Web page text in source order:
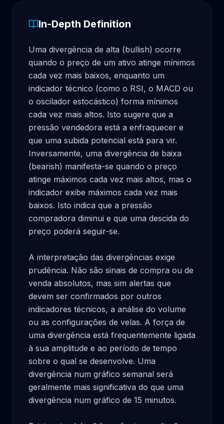
In-Depth Definition
Uma divergência de alta (bullish) ocorre
quando o preço de um ativo atinge mínimos
cada vez mais baixos, enquanto um
indicador técnico (como o RSI, o MACD ou
o oscilador estocástico) forma mínimos
cada vez mais altos. Isto sugere que a
pressão vendedora está a enfraquecer e
que uma subida potencial está para vir.
Inversamente, uma divergência de baixa
(bearish) manifesta-se quando o preço
atinge máximos cada vez mais altos, mas o
indicador exibe máximos cada vez mais
baixos. Isto indica que a pressão
compradora diminui e que uma descida do
preço poderá seguir-se.
A interpretação das divergências exige
prudência. Não são sinais de compra ou de
venda absolutos, mas sim alertas que
devem ser confirmados por outros
indicadores técnicos, a análise do volume
ou as configurações de velas. A força de
uma divergência está frequentemente ligada
à sua amplitude e ao período de tempo
sobre o qual se desenvolve. Uma
divergência num gráfico semanal será
geralmente mais significativa do que uma
divergência num gráfico de 15 minutos.